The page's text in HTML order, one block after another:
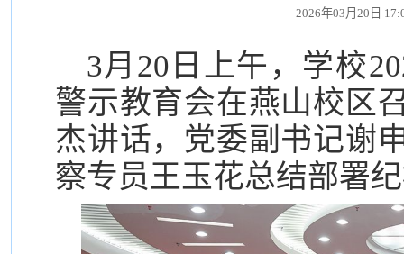
2026年03月20日
3月20日上午，学校
警示教育会在燕山校区
杰讲话，党委副书记谢
察专员王玉花总结部署